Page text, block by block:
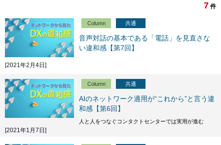
7 件
Column 共通
音声対話の基本である「電話」を見直さな
い違和感【第7回】
[2021年2月4日]
Column 共通
AIのネットワーク適用が“これから”と言う違
和感【第6回】
人と人をつなぐコンタクトセンターでは実用が進む
[2021年1月7日]